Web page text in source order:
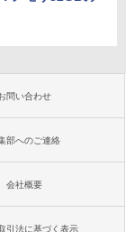
問い合わせ
部へのご連絡
会社概要
引法に基づく表示